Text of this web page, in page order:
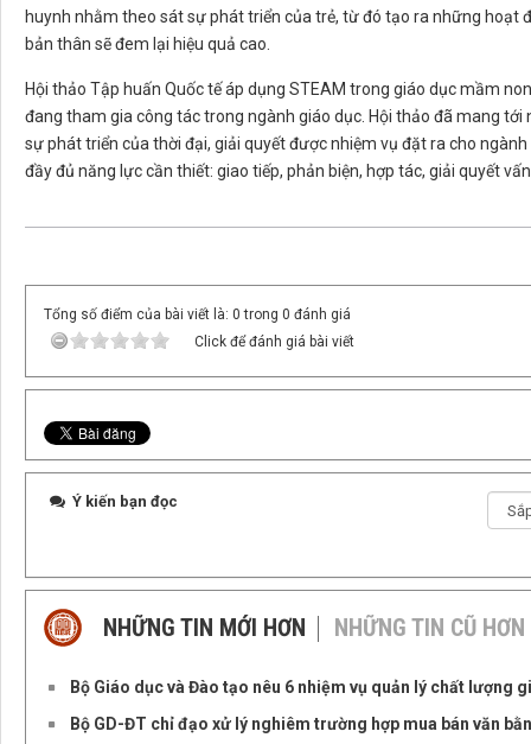
huynh nhằm theo sát sự phát triển của trẻ, từ đó tạo ra những hoạt
bản thân sẽ đem lại hiệu quả cao.
Hội thảo Tập huấn Quốc tế áp dụng STEAM trong giáo dục mầm
đang tham gia công tác trong ngành giáo dục. Hội thảo đã mang
sự phát triển của thời đại, giải quyết được nhiệm vụ đặt ra cho
đầy đủ năng lực cần thiết: giao tiếp, phản biện, hợp tác, giải quyết
Tổng số điểm của bài viết là: 0 trong 0 đánh giá
Click để đánh giá bài viết
Ý kiến bạn đọc
NHỮNG TIN MỚI HƠN NHỮNG TIN CŨ HƠN
Bộ Giáo dục và Đào tạo nêu 6 nhiệm vụ quản lý chất lượng
Bộ GD-ĐT chỉ đạo xử lý nghiêm trường hợp mua bán văn